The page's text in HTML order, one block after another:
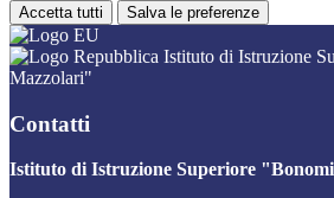
Accetta tutti Salva le preferenze
Istituto di Istruzione
Mazzolari"
Contatti
Istituto di Istruzione Superiore